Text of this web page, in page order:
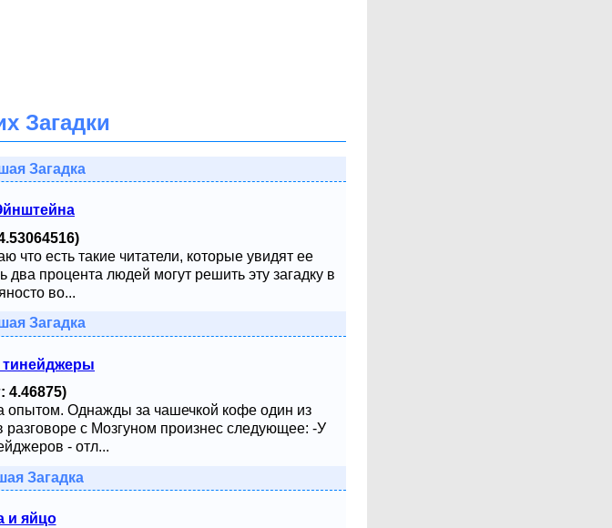
Загадки
Загадка
что есть такие читатели, которые увидят ее
процента людей могут решить эту загадку в
во...
Загадка
тинейджеры
4.46875)
опытом. Однажды за чашечкой кофе один из
с Мозгуном произнес следующее: -У
- отл...
Загадка
и яйцо